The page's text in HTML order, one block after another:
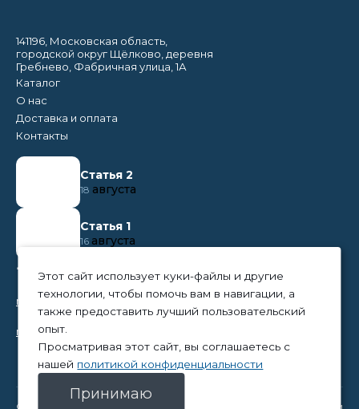
141196, Московская область,
городской округ Щёлково, деревня
Гребнево, Фабричная улица, 1А
Каталог
О нас
Доставка и оплата
Контакты
Статья 2
18 августа
Статья 1
16 августа
+7 (495) 374 50 95
nikita@tpc-everest.ru
natalia@tpc-everest.ru
© 2023 — TPC-Everest Политика конфиденциальности
Этот сайт использует куки-файлы и другие
технологии, чтобы помочь вам в навигации, а
также предоставить лучший пользовательский
опыт.
Просматривая этот сайт, вы соглашаетесь с
нашей политикой конфиденциальности
Принимаю